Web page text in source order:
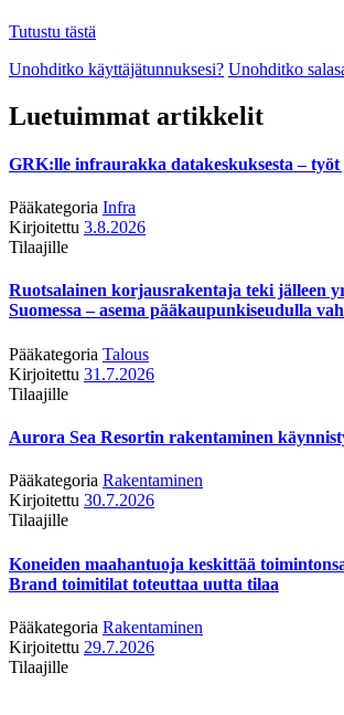
Tutustu tästä
Unohditko käyttäjätunnuksesi? Unohditko
Luetuimmat artikkelit
GRK:lle infraurakka datakeskuksesta – työt
Pääkategoria Infra
Kirjoitettu 3.8.2026
Tilaajille
Ruotsalainen korjausrakentaja teki jälleen
Suomessa – asema pääkaupunkiseudulla
Pääkategoria Talous
Kirjoitettu 31.7.2026
Tilaajille
Aurora Sea Resortin rakentaminen
Pääkategoria Rakentaminen
Kirjoitettu 30.7.2026
Tilaajille
Koneiden maahantuoja keskittää
Brand toimitilat toteuttaa uutta tilaa
Pääkategoria Rakentaminen
Kirjoitettu 29.7.2026
Tilaajille